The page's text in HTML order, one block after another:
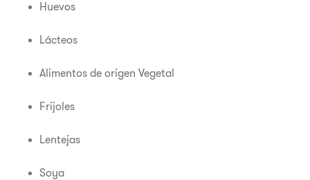
Huevos
Lácteos
Alimentos de origen Vegetal
Frijoles
Lentejas
Soya